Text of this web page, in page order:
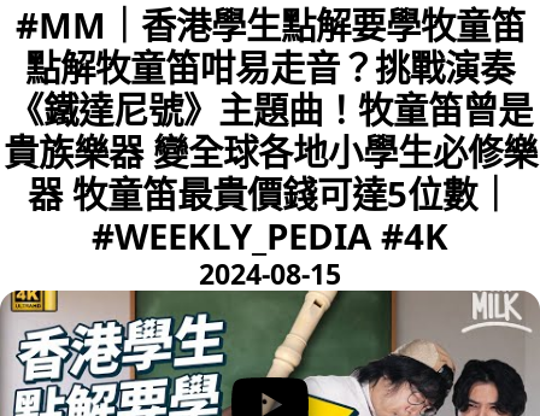
#MM｜香港學生點解要學牧童笛
點解牧童笛咁易走音？挑戰演奏
《鐵達尼號》主題曲！牧童笛曾是
貴族樂器 變全球各地小學生必修樂
器 牧童笛最貴價錢可達5位數｜
#WEEKLY_PEDIA #4K
2024-08-15